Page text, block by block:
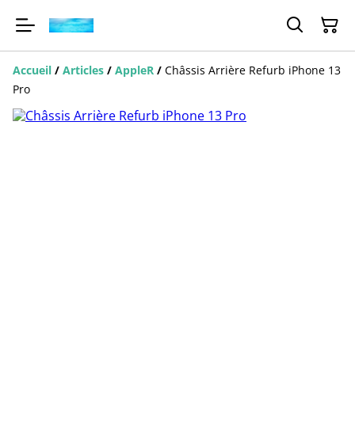
Accueil / Articles / AppleR / Châssis Arrière Refurb iPhone 13
Pro